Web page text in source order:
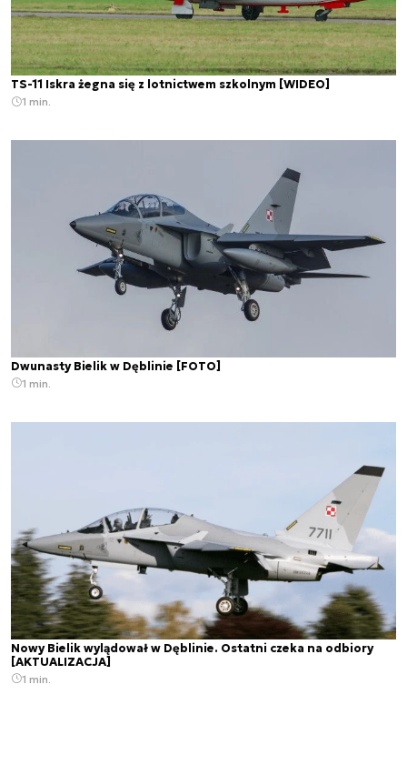
TS-11 Iskra żegna się z lotnictwem szkolnym [WIDEO]
1 min.
Dwunasty Bielik w Dęblinie [FOTO]
1 min.
Nowy Bielik wylądował w Dęblinie. Ostatni czeka na odbiory
[AKTUALIZACJA]
1 min.